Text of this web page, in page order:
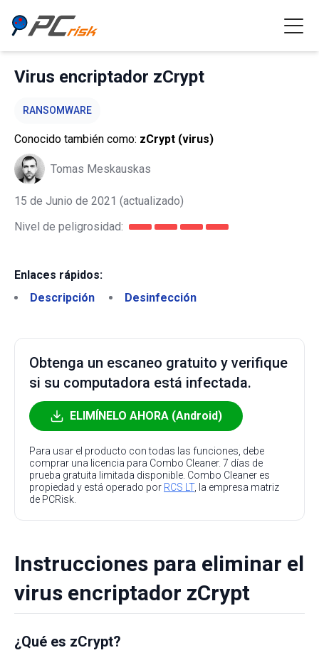
Virus encriptador zCrypt
RANSOMWARE
Conocido también como: zCrypt (virus)
Tomas Meskauskas
15 de Junio de 2021 (actualizado)
Nivel de peligrosidad:
Enlaces rápidos:
Descripción
Desinfección
Obtenga un escaneo gratuito y verifique
si su computadora está infectada.
ELIMÍNELO AHORA (Android)
Para usar el producto con todas las funciones, debe
comprar una licencia para Combo Cleaner. 7 días de
prueba gratuita limitada disponible. Combo Cleaner es
propiedad y está operado por RCS LT, la empresa matriz
de PCRisk.
Instrucciones para eliminar el
virus encriptador zCrypt
¿Qué es zCrypt?